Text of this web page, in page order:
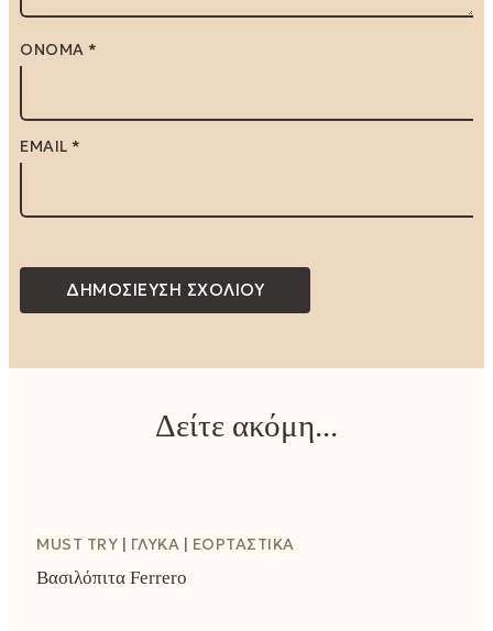
ΌΝΟΜΑ *
EMAIL *
Δείτε ακόμη...
MUST TRY ΓΛΥΚΆ ΕΟΡΤΑΣΤΙΚΆ
Βασιλόπιτα Ferrero